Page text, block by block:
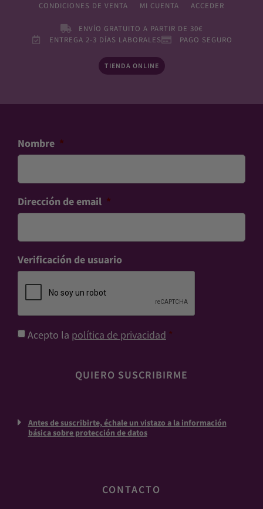
CONDICIONES DE VENTA MI CUENTA ACCEDER
ENVÍO GRATUITO A PARTIR DE 30€
ENTREGA 2-3 DÍAS LABORALES
PAGO SEGURO
TIENDA ONLINE
Nombre *
Dirección de email *
Verificación de usuario
Consentimiento *
Acepto la política de privacidad *
Antes de suscribirte, échale un vistazo a la información
básica sobre protección de datos
CONTACTO